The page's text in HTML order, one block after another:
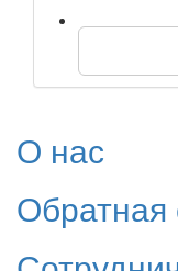
О нас
Обратная